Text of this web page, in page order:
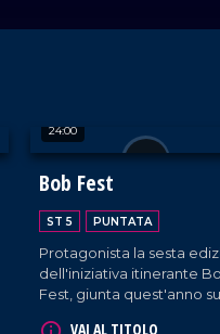
24:00
Bob Fest
ST 5 PUNTATA
Protagonista la sesta
dell'iniziativa itinerante
Fest, giunta quest'anno
VAI AL TITOLO